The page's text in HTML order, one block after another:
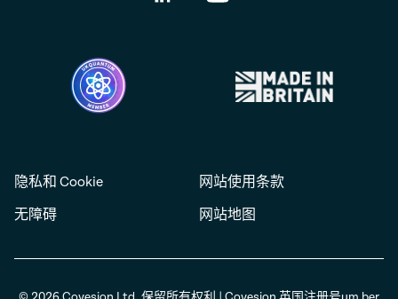
隐私和 Cookie
网站使用条款
无障碍
网站地图